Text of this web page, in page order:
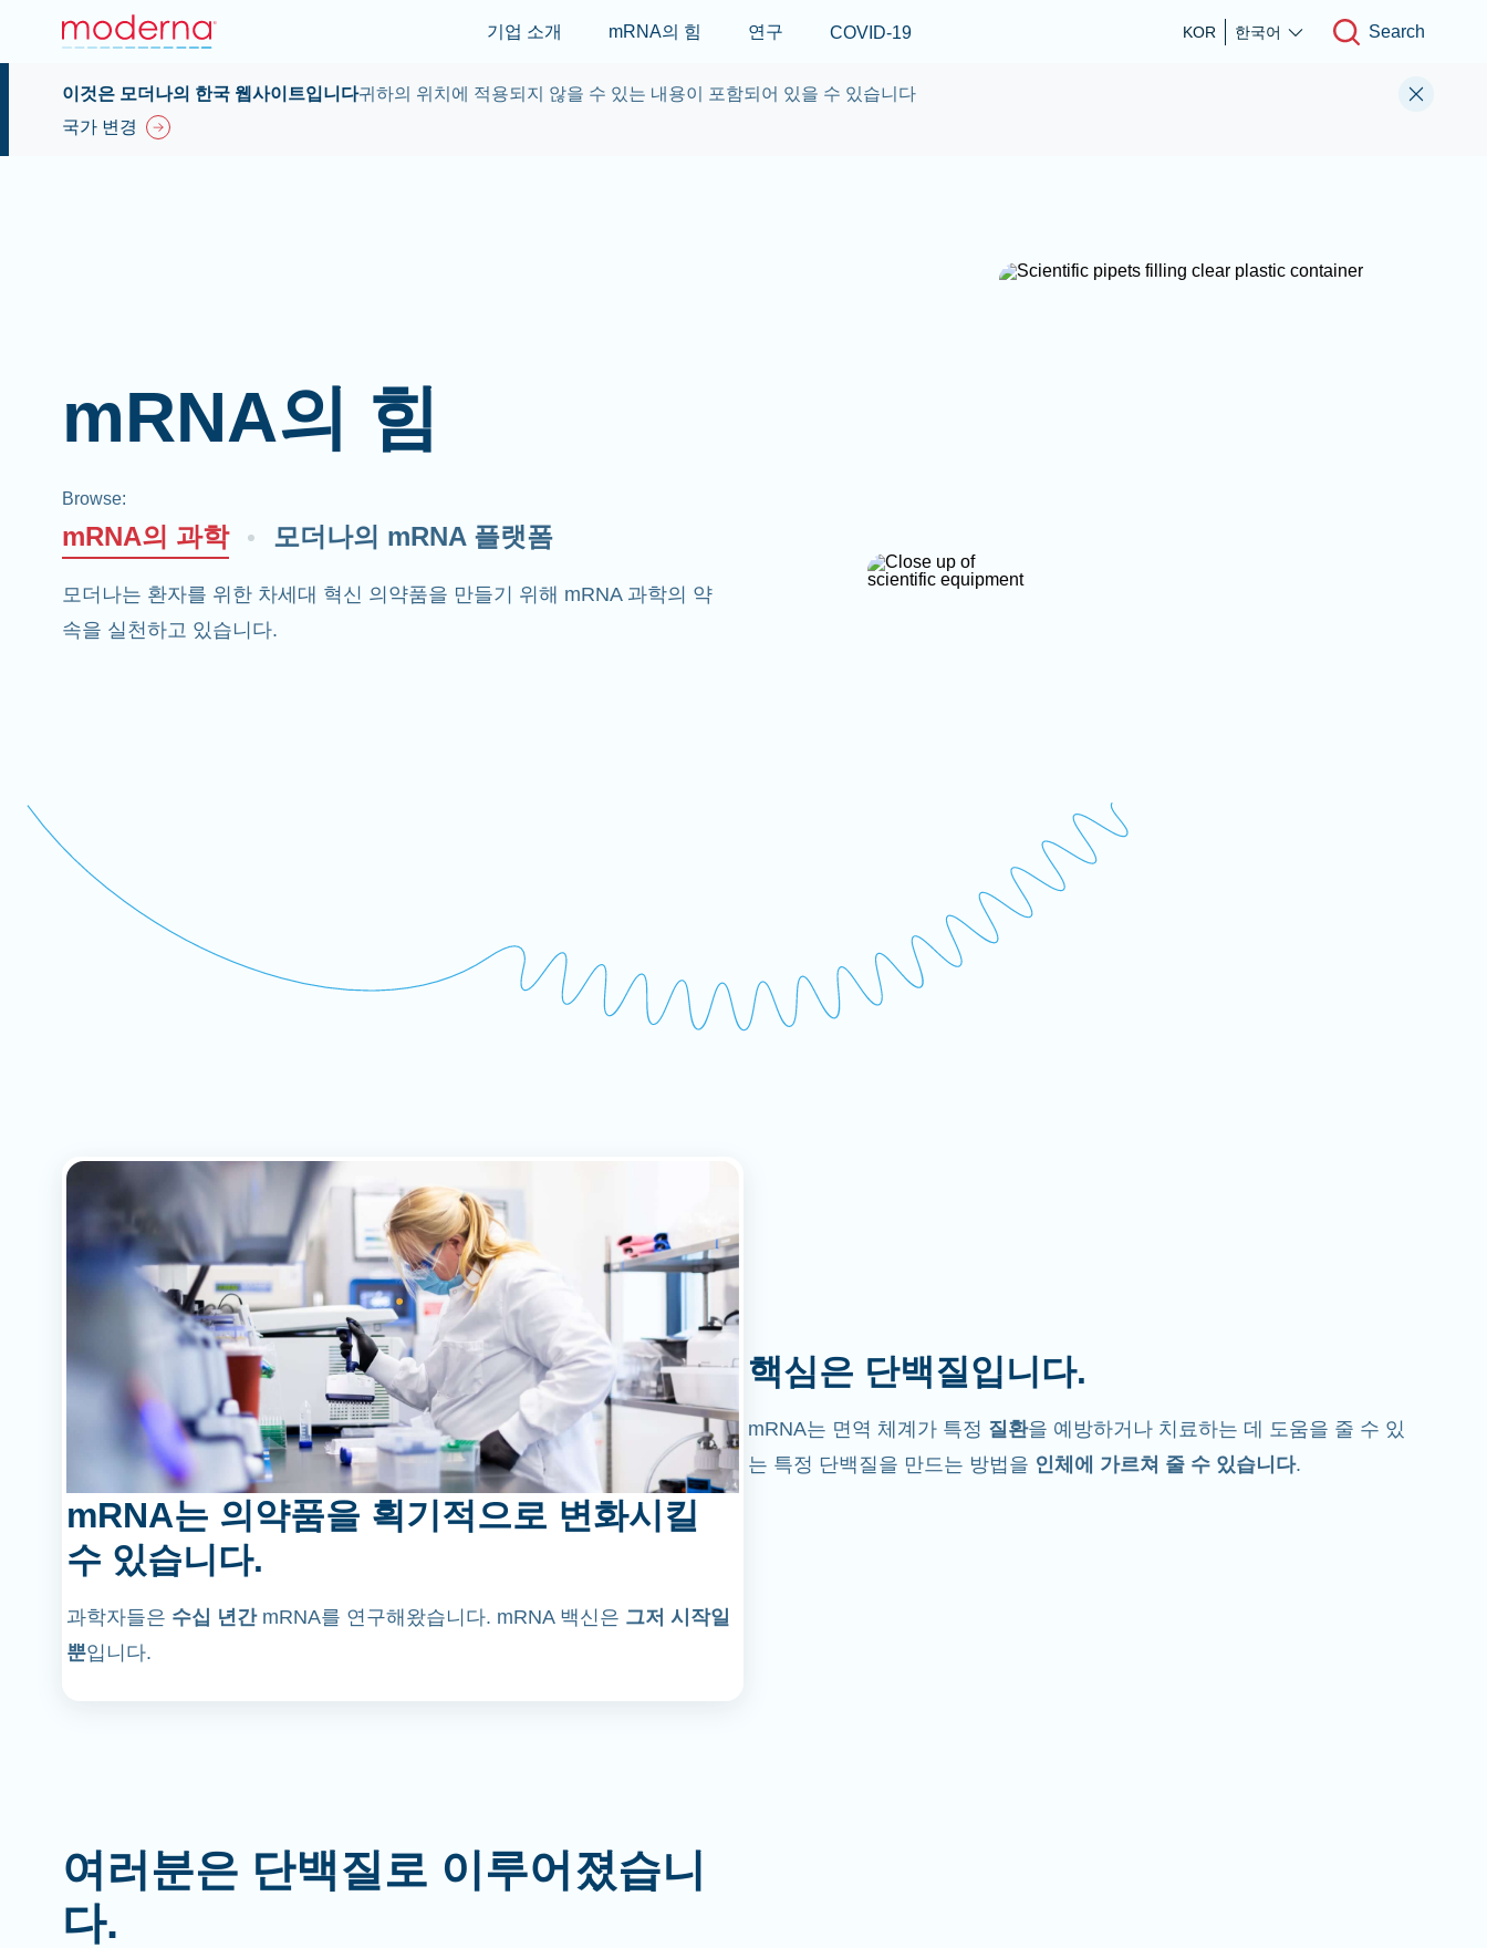
Skip to main content
기업 소개 mRNA의 힘 연구 COVID-19 KOR 한국어 Search
이것은 모더나의 한국 웹사이트입니다귀하의 위치에 적용되지 않을 수 있는 내용이 포함되어 있을 수 있습니다
국가 변경
mRNA의 힘
Browse:
mRNA의 과학 모더나의 mRNA 플랫폼
모더나는 환자를 위한 차세대 혁신 의약품을 만들기 위해 mRNA 과학의 약
속을 실천하고 있습니다.
mRNA는 의약품을 획기적으로 변화시킬
수 있습니다.
과학자들은 수십 년간 mRNA를 연구해왔습니다. mRNA 백신은 그저 시작일
뿐입니다.
핵심은 단백질입니다.
mRNA는 면역 체계가 특정 질환을 예방하거나 치료하는 데 도움을 줄 수 있
는 특정 단백질을 만드는 방법을 인체에 가르쳐 줄 수 있습니다.
여러분은 단백질로 이루어졌습니
다.